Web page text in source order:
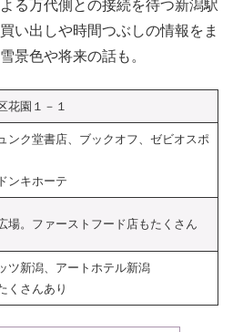
る万代側との接続を待つ新潟駅
い出しや時間つぶしの情報をま
景色や将来の話も。
花園１－１
ンク堂書店、ブックオフ、ゼビオスポ
ンキホーテ
場。ファーストフード店もたくさん
ツ新潟、アートホテル新潟
くさんあり